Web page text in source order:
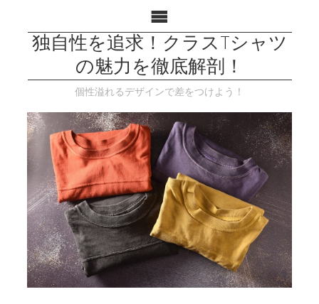
独自性を追求！クラスTシャツ
の魅力を徹底解剖！
個性溢れるデザインで差をつけよう！